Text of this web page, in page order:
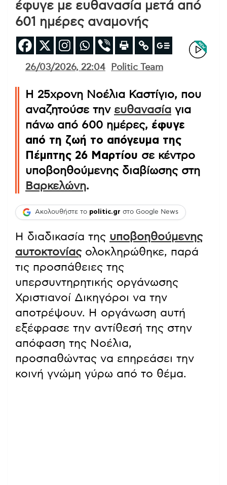
έφυγε με ευθανασία μετά από
601 ημέρες αναμονής
26/03/2026, 22:04 Politic Team
Η 25χρονη Νοέλια Καστίγιο, που
αναζητούσε την ευθανασία για
πάνω από 600 ημέρες, έφυγε
από τη ζωή το απόγευμα της
Πέμπτης 26 Μαρτίου σε κέντρο
υποβοηθούμενης διαβίωσης στη
Βαρκελώνη.
Ακολουθήστε το politic.gr στο Google News
Η διαδικασία της υποβοηθούμενης
αυτοκτονίαςολοκληρώθηκε, παρά
τις προσπάθειες της
υπερσυντηρητικής οργάνωσης
Χριστιανοί Δικηγόροι να την
αποτρέψουν. Η οργάνωση αυτή
εξέφρασε την αντίθεσή της στην
απόφαση της Νοέλια,
προσπαθώντας να επηρεάσει την
κοινή γνώμη γύρω από το θέμα.